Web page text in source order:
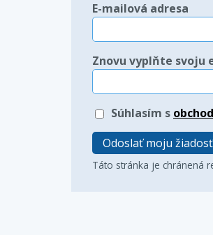
E-mailová adresa
Znovu vyplňte svoju
Súhlasím s
Odoslať moju žiadosť
Táto stránka je chránená